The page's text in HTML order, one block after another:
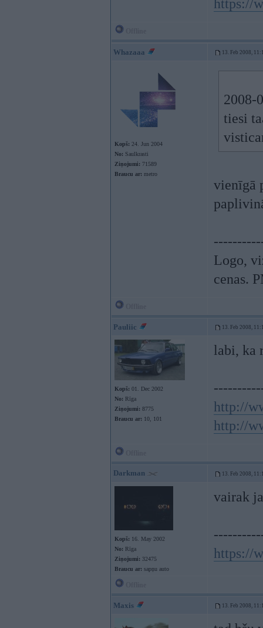
https://
Whazaaa 13. Feb 2008,
Kopš: 24. Jun 2004
No: Saulkrasti
Ziņojumi: 71589
Braucu ar: metro
2008-
tiesi
vienīgā
Logo,
cenas.
Pauliic 13. Feb 2008,
Kopš: 01. Dec 2002
No: Rīga
Ziņojumi: 8775
Braucu ar: 10, 101
labi, ka
http://
http://
Darkman 13. Feb 2008,
Kopš: 16. May 2002
No: Rīga
Ziņojumi: 32475
Braucu ar: sapņu auto
vairak
https://
Maxis 13. Feb 2008,